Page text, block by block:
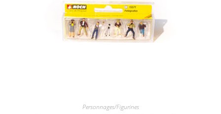
Personnages/Figurines